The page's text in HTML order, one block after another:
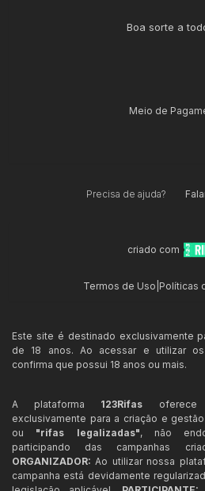
Boa sorte a
Meio de
Precisa de ajuda?
criado com
Termos de Uso Políticas
Este site é destinado exclusivamente
de 18 anos. Ao acessar e utilizar
confirma que possui 18 anos ou mais.
A plataforma 123Rifas oferece
exclusivamente para a criação e
ou "rifas legalizadas", não
participando das campanhas
ORGANIZADOR: Ao utilizar nossa
campanha está devidamente